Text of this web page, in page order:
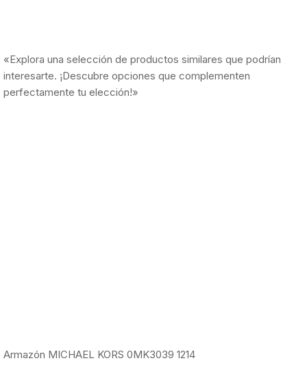
«Explora una selección de productos similares que podrían
interesarte. ¡Descubre opciones que complementen
perfectamente tu elección!»
Armazón MICHAEL KORS 0MK3039 1214